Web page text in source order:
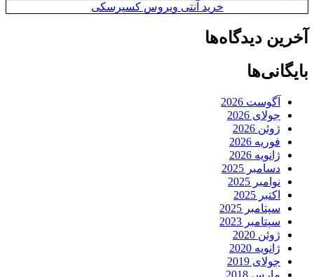
خرید آنتی ویروس کسپرسکی
آخرین دیدگاه‌ها
بایگانی‌ها
آگوست 2026
جولای 2026
ژوئن 2026
فوریه 2026
ژانویه 2026
دسامبر 2025
نوامبر 2025
اکتبر 2025
سپتامبر 2025
سپتامبر 2023
ژوئن 2020
ژانویه 2020
جولای 2019
مارس 2018